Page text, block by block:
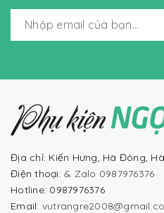
Địa chỉ: Kiến Hưng, Hà Đông,
Điện thoại: & Zalo 0987976376
Hotline: 0987976376
Email: